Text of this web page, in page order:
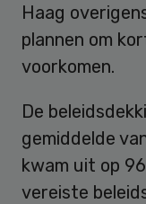
Haag
plannen om
voorkomen.
De
gemiddelde
kwam uit op
vereiste